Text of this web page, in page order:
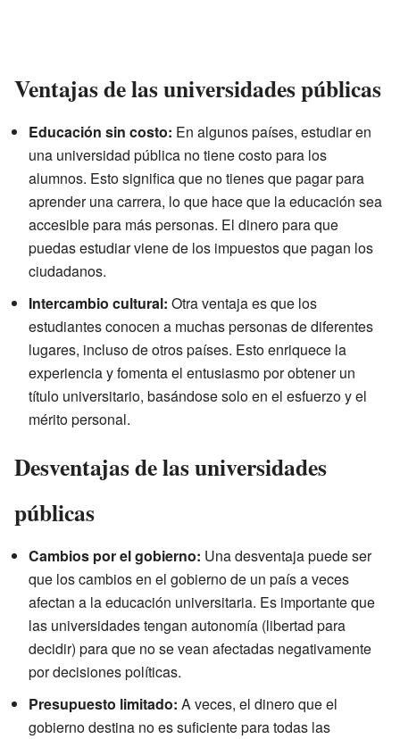
Ventajas de las universidades públicas
Educación sin costo: En algunos países, estudiar en
una universidad pública no tiene costo para los
alumnos. Esto significa que no tienes que pagar para
aprender una carrera, lo que hace que la educación sea
accesible para más personas. El dinero para que
puedas estudiar viene de los impuestos que pagan los
ciudadanos.
Intercambio cultural: Otra ventaja es que los
estudiantes conocen a muchas personas de diferentes
lugares, incluso de otros países. Esto enriquece la
experiencia y fomenta el entusiasmo por obtener un
título universitario, basándose solo en el esfuerzo y el
mérito personal.
Desventajas de las universidades
públicas
Cambios por el gobierno: Una desventaja puede ser
que los cambios en el gobierno de un país a veces
afectan a la educación universitaria. Es importante que
las universidades tengan autonomía (libertad para
decidir) para que no se vean afectadas negativamente
por decisiones políticas.
Presupuesto limitado: A veces, el dinero que el
gobierno destina no es suficiente para todas las